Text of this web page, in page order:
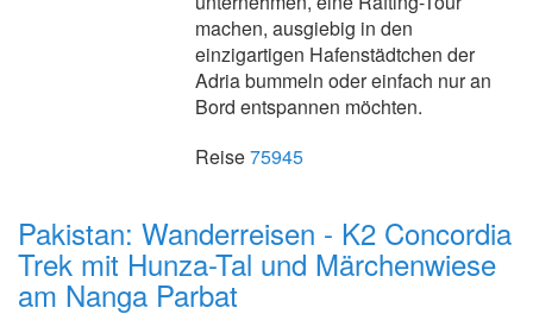
machen, ausgiebig in den
einzigartigen Hafenstädtchen der
Adria bummeln oder einfach nur an
Bord entspannen möchten.
Reise75945
Pakistan: Wanderreisen - K2 Concordia
Trek mit Hunza-Tal und Märchenwiese
am Nanga Parbat